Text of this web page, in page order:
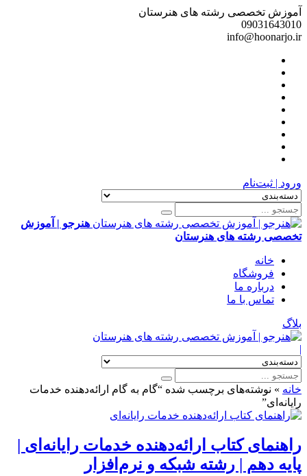
آموزش تخصصی رشته های هنرستان
09031643010
info@hoonarjo.ir
ورود | ثبت‌نام
هنرجو | آموزش
تخصصی رشته های هنرستان
خانه
فروشگاه
درباره ما
تماس با ما
بلاگ
|
خانه » نوشته‌های برچسب شده “گام به گام ارائه‌دهنده خدمات
رایانه‌ای”
راهنمای کتاب ارائه‌دهنده خدمات رایانه‌ای |
پایه دهم | رشته شبکه و نرم‌افزار